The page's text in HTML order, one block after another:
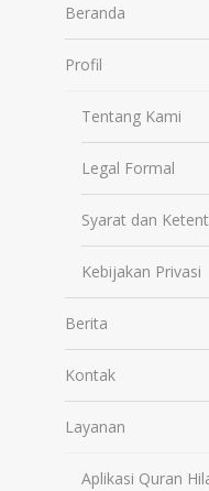
Beranda
Profil
Tentang Kami
Legal Formal
Syarat dan
Kebijakan Privasi
Berita
Kontak
Layanan
Aplikasi Quran